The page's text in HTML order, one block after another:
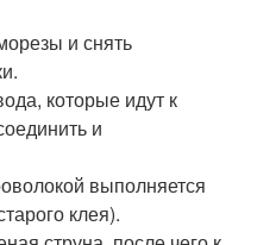
и снять
которые идут к
и
выполняется
клея).